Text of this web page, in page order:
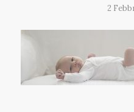
2